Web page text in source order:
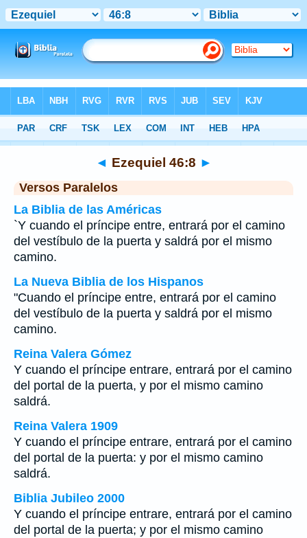
>Ezequiel Capítulo 46 > Verso 8
◄ Ezequiel 46:8 ►
Versos Paralelos
La Biblia de las Américas
`Y cuando el príncipe entre, entrará por el camino
del vestíbulo de la puerta y saldrá por el mismo
camino.
La Nueva Biblia de los Hispanos
"Cuando el príncipe entre, entrará por el camino
del vestíbulo de la puerta y saldrá por el mismo
camino.
Reina Valera Gómez
Y cuando el príncipe entrare, entrará por el camino
del portal de la puerta, y por el mismo camino
saldrá.
Reina Valera 1909
Y cuando el príncipe entrare, entrará por el camino
del portal de la puerta: y por el mismo camino
saldrá.
Biblia Jubileo 2000
Y cuando el príncipe entrare, entrará por el camino
del portal de la puerta; y por el mismo camino